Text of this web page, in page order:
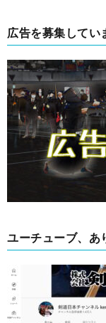
広告を募集してい
ユーチューブ、あ